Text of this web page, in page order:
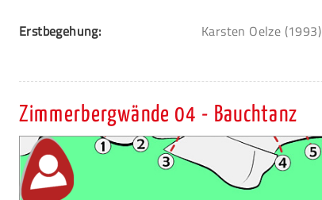
Erstbegehung: Karsten Oelze (1993)
Zimmerbergwände 04 - Bauchtanz